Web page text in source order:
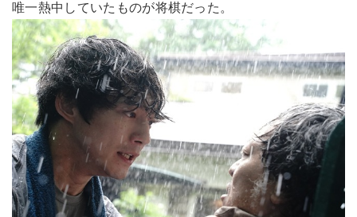
唯一熱中していたものが将棋だった。